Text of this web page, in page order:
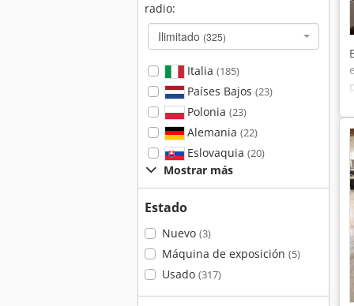
radio:
Ilimitado (325)
Italia (185)
Países Bajos (23)
Polonia (23)
Alemania (22)
Eslovaquia (20)
Mostrar más
Estado
Nuevo (3)
Máquina de exposición (5)
Usado (317)